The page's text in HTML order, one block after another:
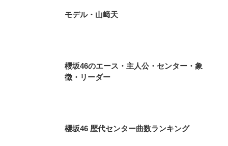
モデル・山﨑天
櫻坂46のエース・主人公・センター・象
徴・リーダー
櫻坂46 歴代センター曲数ランキング